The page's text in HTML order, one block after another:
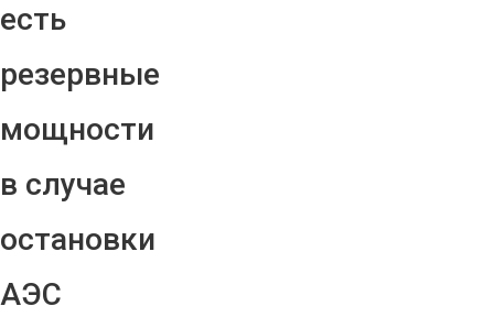
есть
резервные
мощности
в случае
остановки
АЭС